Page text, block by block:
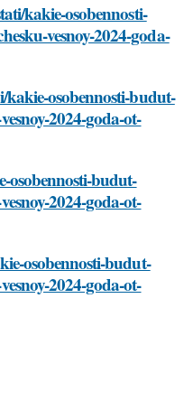
kakie-osobennosti-
vesnoy-2024-goda-
osobennosti-budut-
2024-goda-ot-
osobennosti-budut-
2024-goda-ot-
osobennosti-budut-
2024-goda-ot-